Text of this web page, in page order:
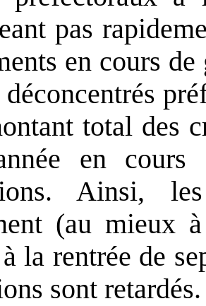
pas
en cours
déconcentrés
total des
en
Ainsi,
(au mieux
la rentrée de
sont retardés.